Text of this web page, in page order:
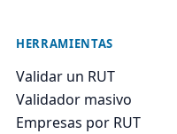
HERRAMIENTAS
Validar un RUT
Validador masivo
Empresas por RUT